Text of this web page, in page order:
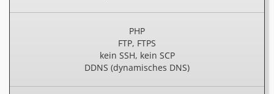
PHP
FTP, FTPS
kein SSH, kein SCP
DDNS (dynamisches DNS)